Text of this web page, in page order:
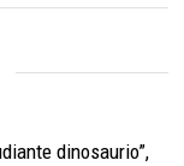
dinosaurio”,